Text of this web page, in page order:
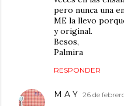
pero nunca una
ME la llevo
y original.
Besos,
Palmira
RESPONDER
M A Y 26 de